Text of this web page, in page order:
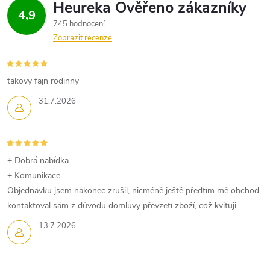
4,9
745 hodnocení
Zobrazit recenze
31.7.2026
takovy fajn rodinny
13.7.2026
+ Dobrá nabídka
+ Komunikace
Objednávku jsem nakonec zrušil, nicméně ještě předtím mě obchod
kontaktoval sám z důvodu domluvy převzetí zboží, což kvituji.